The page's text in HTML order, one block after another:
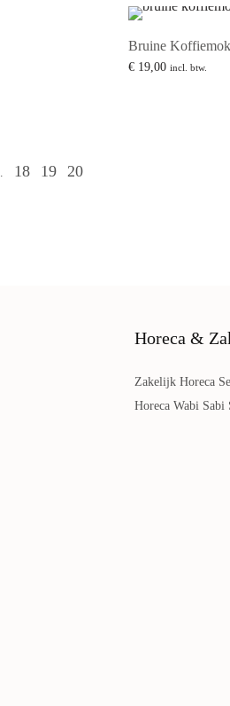
Bruine
€ 19,00 incl. btw.
18 19
20
Horeca &
Zakelijk Horeca
Horeca Wabi Sabi